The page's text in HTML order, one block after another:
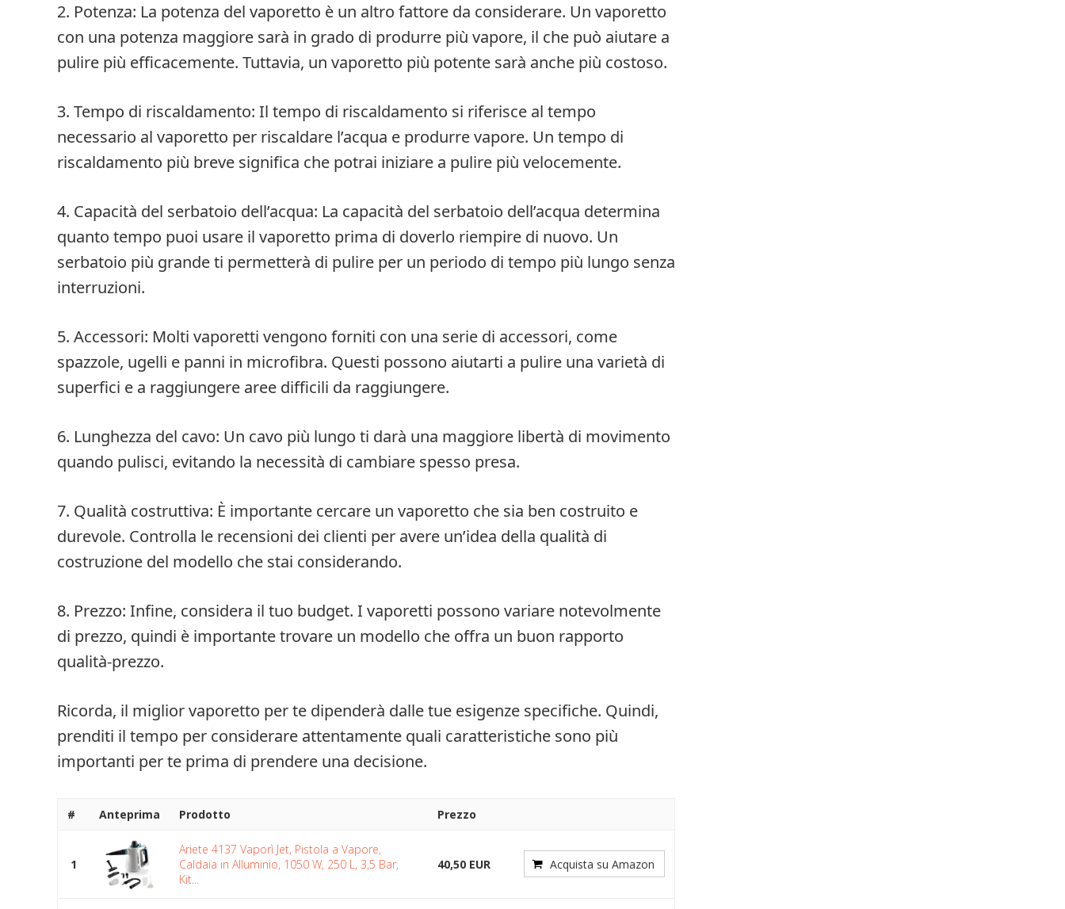
2. Potenza: La potenza del vaporetto è un altro fattore da considerare. Un vaporetto
con una potenza maggiore sarà in grado di produrre più vapore, il che può aiutare a
pulire più efficacemente. Tuttavia, un vaporetto più potente sarà anche più costoso.
3. Tempo di riscaldamento: Il tempo di riscaldamento si riferisce al tempo
necessario al vaporetto per riscaldare l’acqua e produrre vapore. Un tempo di
riscaldamento più breve significa che potrai iniziare a pulire più velocemente.
4. Capacità del serbatoio dell’acqua: La capacità del serbatoio dell’acqua determina
quanto tempo puoi usare il vaporetto prima di doverlo riempire di nuovo. Un
serbatoio più grande ti permetterà di pulire per un periodo di tempo più lungo senza
interruzioni.
5. Accessori: Molti vaporetti vengono forniti con una serie di accessori, come
spazzole, ugelli e panni in microfibra. Questi possono aiutarti a pulire una varietà di
superfici e a raggiungere aree difficili da raggiungere.
6. Lunghezza del cavo: Un cavo più lungo ti darà una maggiore libertà di movimento
quando pulisci, evitando la necessità di cambiare spesso presa.
7. Qualità costruttiva: È importante cercare un vaporetto che sia ben costruito e
durevole. Controlla le recensioni dei clienti per avere un’idea della qualità di
costruzione del modello che stai considerando.
8. Prezzo: Infine, considera il tuo budget. I vaporetti possono variare notevolmente
di prezzo, quindi è importante trovare un modello che offra un buon rapporto
qualità-prezzo.
Ricorda, il miglior vaporetto per te dipenderà dalle tue esigenze specifiche. Quindi,
prenditi il tempo per considerare attentamente quali caratteristiche sono più
importanti per te prima di prendere una decisione.
# Anteprima Prodotto Prezzo
1
Ariete 4137 Vaporì Jet, Pistola a Vapore,
Caldaia in Alluminio, 1050 W, 250 L, 3,5 Bar,
Kit...
40,50 EUR Acquista su Amazon